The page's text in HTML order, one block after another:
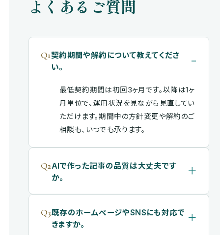
よくあるご質問
Q1契約期間や解約について教えてくださ
い。
最低契約期間は初回3ヶ月です。以降は1ヶ
月単位で、運用状況を見ながら見直してい
ただけます。期間中の方針変更や解約のご
相談も、いつでも承ります。
Q2AIで作った記事の品質は大丈夫です
か。
Q3既存のホームページやSNSにも対応で
きますか。